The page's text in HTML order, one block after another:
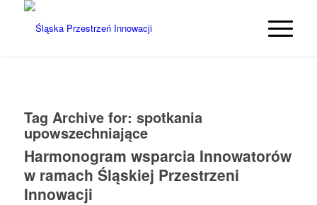
Tag Archive for: spotkania
upowszechniające
Harmonogram wsparcia Innowatorów
w ramach Śląskiej Przestrzeni
Innowacji